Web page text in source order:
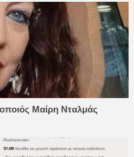
Μαίρη Νταλμάς